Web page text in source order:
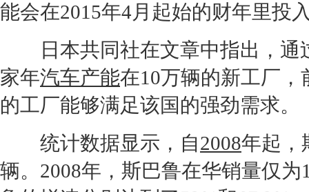
能会在2015年4月起始的财年里投
日本共同社在文章中指出，通
家年汽车产能在10万辆的新工厂
的工厂能够满足该国的强劲需求。
统计数据显示，自2008年起，
辆。 2008年， 斯巴鲁在华销量仅为